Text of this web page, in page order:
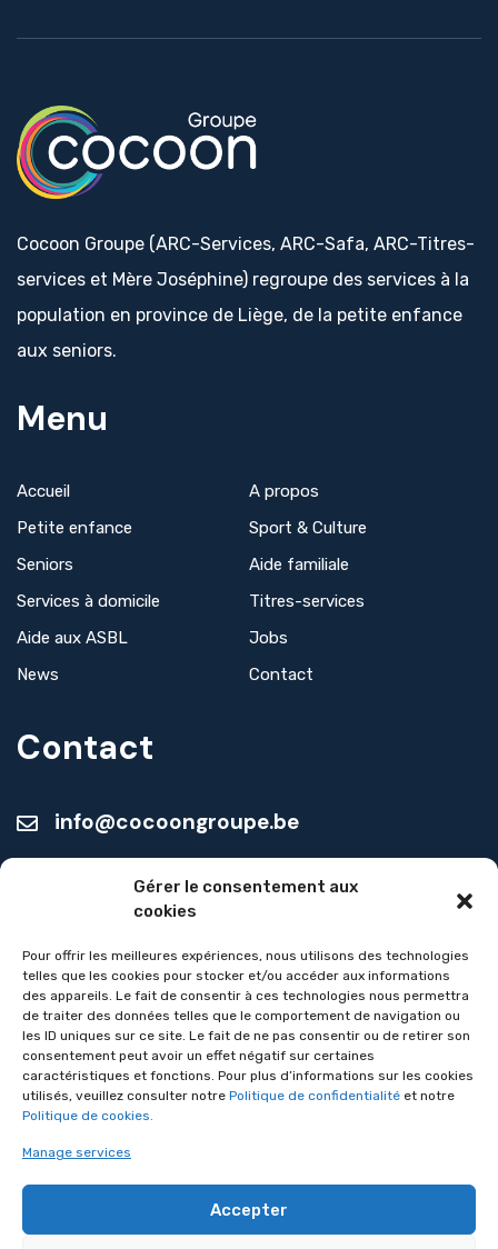
Gérer le consentement aux
cookies
Pour offrir les meilleures expériences, nous utilisons des technologies
telles que les cookies pour stocker et/ou accéder aux informations
des appareils. Le fait de consentir à ces technologies nous permettra
de traiter des données telles que le comportement de navigation ou
les ID uniques sur ce site. Le fait de ne pas consentir ou de retirer son
consentement peut avoir un effet négatif sur certaines
caractéristiques et fonctions. Pour plus d’informations sur les cookies
utilisés, veuillez consulter notre Politique de confidentialité et notre
Politique de cookies.
Manage services
Accepter
Cocoon Groupe (ARC-Services, ARC-Safa, ARC-Titres-
services et Mère Joséphine) regroupe des services à la
population en province de Liège, de la petite enfance
aux seniors.
Menu
Accueil
A propos
Petite enfance
Sport & Culture
Seniors
Aide familiale
Services à domicile
Titres-services
Aide aux ASBL
Jobs
News
Contact
Contact
info@cocoongroupe.be
Seniors :
+32 (0)4 387 41 35
Aide familiale :
+32 (0)4 387 43 29
Petite enfance :
+32 (0)4 370 03 87
Les autres services :
+32 (0)4 387 43 64